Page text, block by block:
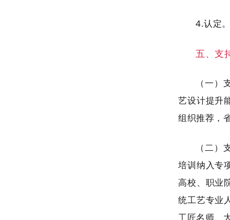
4.认定
五、支
（一）
艺设计提升
组织推荐，
（二）
培训纳入专
高校、职业
统工艺专业
工匠名师、